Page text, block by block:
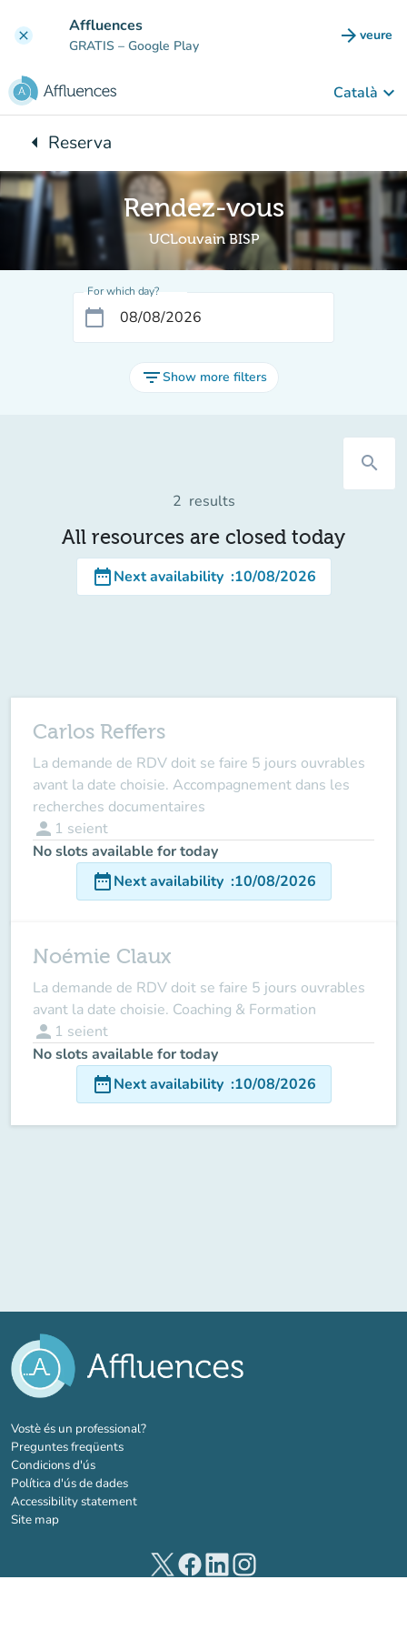
clear Affluences
GRATIS – Google Play arrow_forward veure
(new
Català keyboard_arrow_down
arrow_leftBack to:
Reserva
Rendez-vous
UCLouvain BISP
For which day?
calendar_today
filter_listShow more filters
search
2 results
All resources are closed today
date_rangeNext availability :10/08/2026
Carlos Reffers
La demande de RDV doit se faire 5 jours ouvrables
avant la date choisie. Accompagnement dans les
recherches documentaires
person 1 seient
No slots available for today
date_rangeNext availability :10/08/2026
Noémie Claux
La demande de RDV doit se faire 5 jours ouvrables
avant la date choisie. Coaching & Formation
person 1 seient
No slots available for today
date_rangeNext availability :10/08/2026
Vostè és un professional?(new tab)
Preguntes freqüents
Condicions d'ús
Política d'ús de dades
Accessibility statement
Site map
(new tab)(new tab)(new tab)